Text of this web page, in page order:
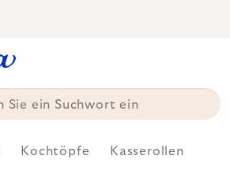
Kochtöpfe Kasserollen